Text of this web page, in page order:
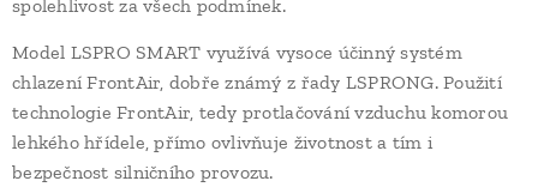
spolehlivost za všech podmínek.
Model LSPRO SMART využívá vysoce účinný systém
chlazení FrontAir, dobře známý z řady LSPRONG. Použití
technologie FrontAir, tedy protlačování vzduchu komorou
lehkého hřídele, přímo ovlivňuje životnost a tím i
bezpečnost silničního provozu.